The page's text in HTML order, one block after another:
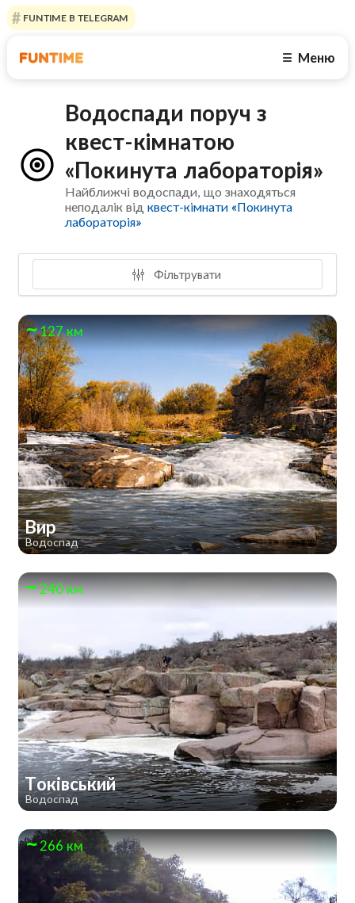
FUNTIME В TELEGRAM
☰ Меню
Водоспади поруч з
квест-кімнатою
«Покинута лабораторія»
Найближчі водоспади, що знаходяться
неподалік відквест-кімнати «Покинута
лабораторія»
Фільтрувати
127 км
Вир
Водоспад
240 км
Токівський
Водоспад
266 км